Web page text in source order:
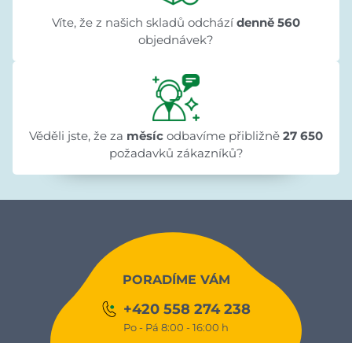
Víte, že z našich skladů odchází denně 560
objednávek?
Věděli jste, že za měsíc odbavíme přibližně 27 650
požadavků zákazníků?
PORADÍME VÁM
+420 558 274 238
Po - Pá 8:00 - 16:00 h